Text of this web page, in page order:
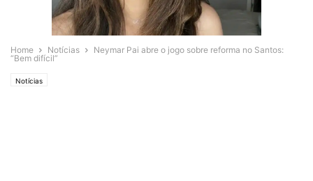
Home Notícias
Neymar Pai abre o jogo sobre reforma no Santos:
“Bem difícil”
Notícias